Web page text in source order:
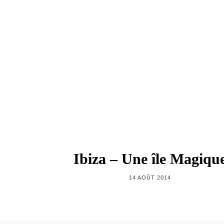
Ibiza – Une île
14 AOÛT 2014